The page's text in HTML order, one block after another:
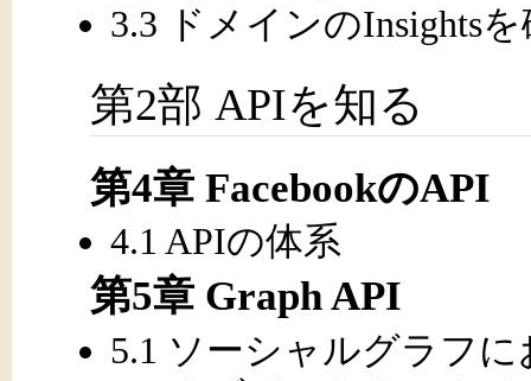
3.3 ドメインのInsights
第2部 APIを知る
第4章 FacebookのAPI
4.1 APIの体系
第5章 Graph API
5.1 ソーシャルグラフ